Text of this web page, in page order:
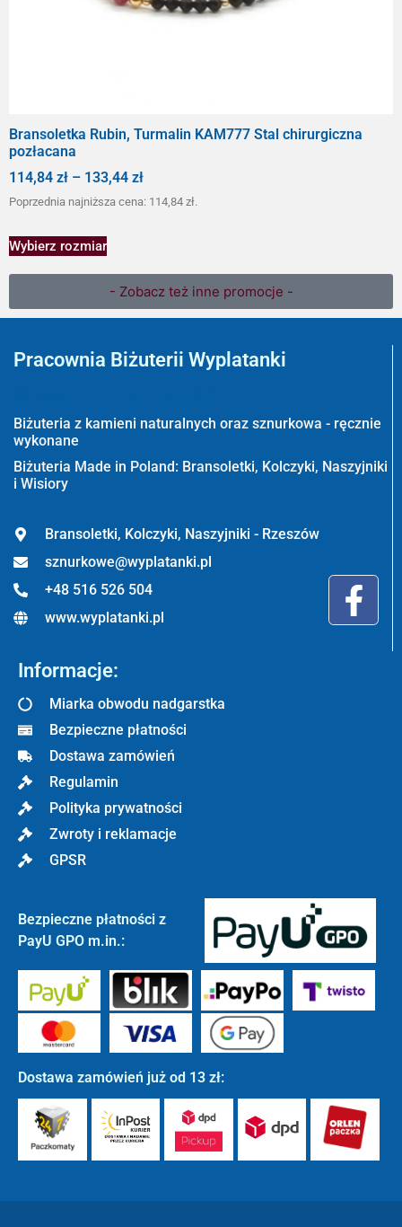
Bransoletka Rubin, Turmalin KAM777 Stal chirurgiczna
pozłacana
114,84 zł – 133,44 zł
Poprzednia najniższa cena: 114,84 zł.
Wybierz rozmiar
- Zobacz też inne promocje -
Pracownia Biżuterii Wyplatanki
Biżuteria z kamieni naturalnych oraz sznurkowa - ręcznie
wykonane
Biżuteria Made in Poland: Bransoletki, Kolczyki, Naszyjniki
i Wisiory
Bransoletki, Kolczyki, Naszyjniki - Rzeszów
sznurkowe@wyplatanki.pl
+48 516 526 504
www.wyplatanki.pl
Informacje:
Miarka obwodu nadgarstka
Bezpieczne płatności
Dostawa zamówień
Regulamin
Polityka prywatności
Zwroty i reklamacje
GPSR
Bezpieczne płatności z
PayU GPO m.in.:
Dostawa zamówień już od 13 zł: